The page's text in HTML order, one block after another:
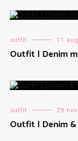
outfit 11
Outfit | Denim
outfit 29
Outfit | Denim